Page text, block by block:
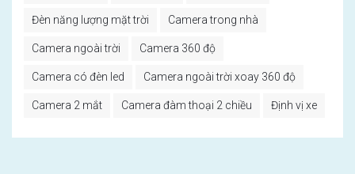
Đèn năng lượng mặt trời Camera trong nhà
Camera ngoài trời Camera 360 độ
Camera có đèn led Camera ngoài trời xoay 360 độ
Camera 2 mắt Camera đàm thoại 2 chiều Định vị xe